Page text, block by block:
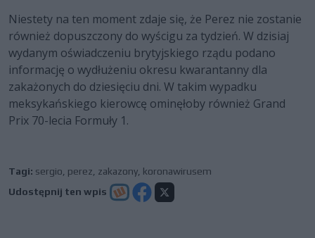
Niestety na ten moment zdaje się, że Perez nie zostanie
również dopuszczony do wyścigu za tydzień. W dzisiaj
wydanym oświadczeniu brytyjskiego rządu podano
informację o wydłużeniu okresu kwarantanny dla
zakażonych do dziesięciu dni. W takim wypadku
meksykańskiego kierowcę ominęłoby również Grand
Prix 70-lecia Formuły 1.
Tagi: sergio perez zakazony koronawirusem
Udostępnij ten wpis